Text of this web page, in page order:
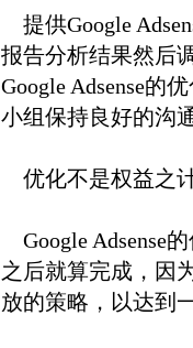
提供Google
报告分析结果然后
Google Adsense的
小组保持良好的沟
优化不是权益之
Google Adsense
之后就算完成，因
放的策略，以达到